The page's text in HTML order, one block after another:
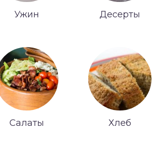
Ужин Десерты
Салаты Хлеб